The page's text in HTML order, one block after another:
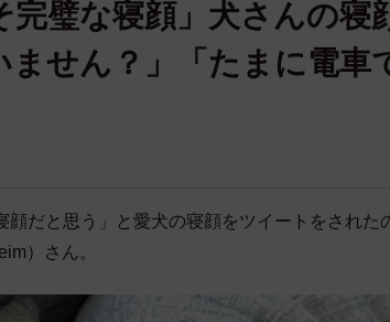
完璧な寝顔」犬さんの
ません？」「たまに電車
顔だと思う」と愛犬の寝顔をツイートをされた
）さん。